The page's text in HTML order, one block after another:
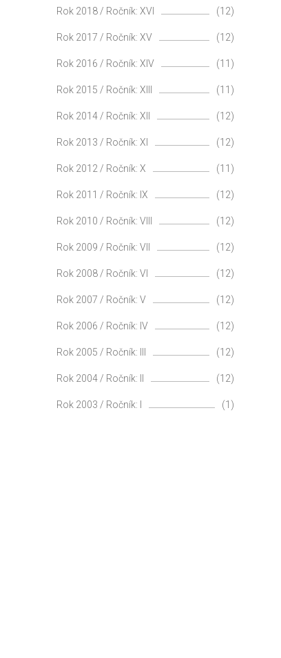
Rok 2018 / Ročník: XVI (12)
Rok 2017 / Ročník: XV (12)
Rok 2016 / Ročník: XIV (11)
Rok 2015 / Ročník: XIII (11)
Rok 2014 / Ročník: XII (12)
Rok 2013 / Ročník: XI (12)
Rok 2012 / Ročník: X (11)
Rok 2011 / Ročník: IX (12)
Rok 2010 / Ročník: VIII (12)
Rok 2009 / Ročník: VII (12)
Rok 2008 / Ročník: VI (12)
Rok 2007 / Ročník: V (12)
Rok 2006 / Ročník: IV (12)
Rok 2005 / Ročník: III (12)
Rok 2004 / Ročník: II (12)
Rok 2003 / Ročník: I (1)